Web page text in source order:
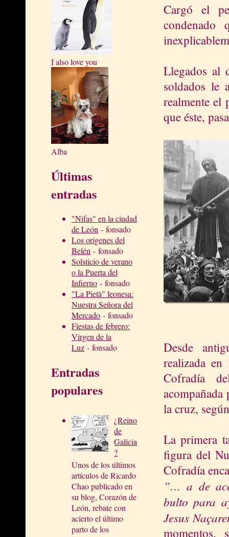
I also love you
Alba
Últimas
entradas
"Nifas" en la ciudad
de León - fonsado
Los orígenes del
Belén - fonsado
Solsticio de verano
o la Puerta del
Infierno - fonsado
"La Pietà" leonesa:
Nuestra Señora del
Mercado - fonsado
Fiestas de febrero:
Virgen de la
Luz - fonsado
Entradas
populares
¿Reino
de
Galicia
?
Unos de los últimos
artículos de Ricardo
Chao publicado en
su blog, Corazón de
León, rebate con
acierto el último
parto de los
Cargó el
condenado
Llegados al
soldados le
realmente el
que éste,
Desde
realizada
Cofradía
la cruz,
La primera
figura del
Cofradía
”… a de
bulto para
Jesus
momentos,